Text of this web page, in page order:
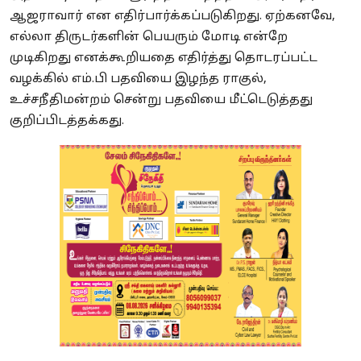
ஆஜராவார் என எதிர்பார்க்கப்படுகிறது. ஏற்கனவே,
எல்லா திருடர்களின் பெயரும் மோடி என்றே
முடிகிறது எனக்கூறியதை எதிர்த்து தொடரப்பட்ட
வழக்கில் எம்.பி பதவியை இழந்த ராகுல்,
உச்சநீதிமன்றம் சென்று பதவியை மீட்டெடுத்தது
குறிப்பிடத்தக்கது.